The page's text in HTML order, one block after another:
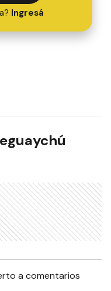
Ingresá
a comentarios